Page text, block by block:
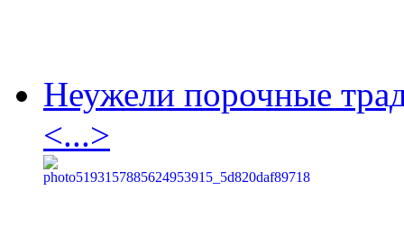
Неужели порочные
<...>